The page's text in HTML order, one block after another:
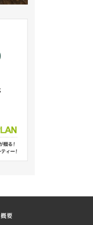
要